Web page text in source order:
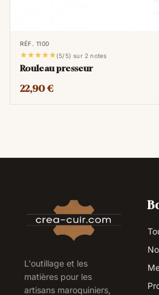
RÉF. 1100
(5/5) sur 2 notes
Rouleau presseur
22,90 €
L'outillage et les
matières pour les
artisans maroquiniers,